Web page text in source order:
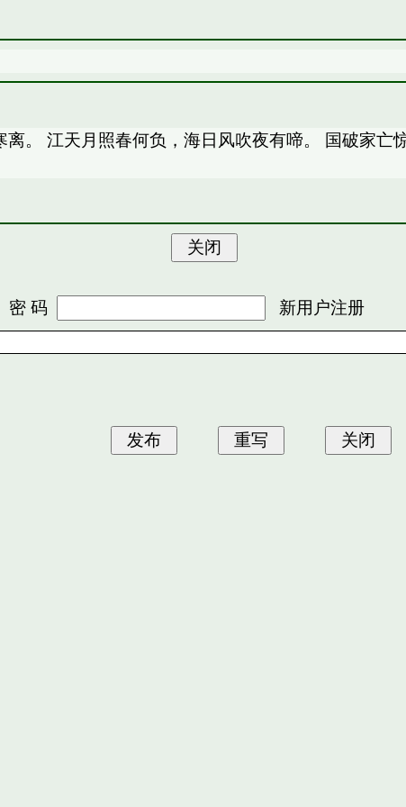
。 江天月照春何负，海日风吹夜有啼。 国破家
码
新用户注册